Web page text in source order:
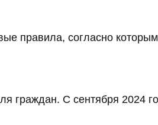
правила, согласно
граждан. С сентября 2024